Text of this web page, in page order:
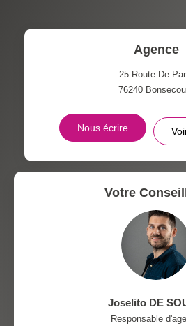
DISTANCE DE L'AÉROPORT :
Agence
25 Route De
76240
Nous écrire
Votre
Joselito DE
Responsable